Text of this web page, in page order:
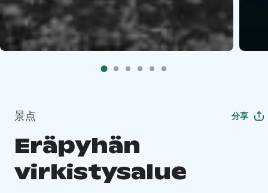
景点 分享
Eräpyhän
virkistysalue